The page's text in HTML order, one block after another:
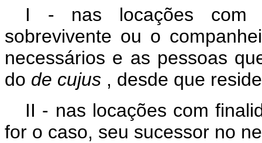
I - nas locações com
sobrevivente ou o
necessários e as pessoas
do de cujus , desde que
II - nas locações com
for o caso, seu sucessor no